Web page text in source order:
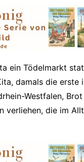
Grevenbroich
Hilden & Haan
Hückeswagen
Jüchen
Kaarst
Kevelaer
Kleve
Krefeld
ein Tödelmarkt
damals die erste
Westfalen,
verliehen, die im